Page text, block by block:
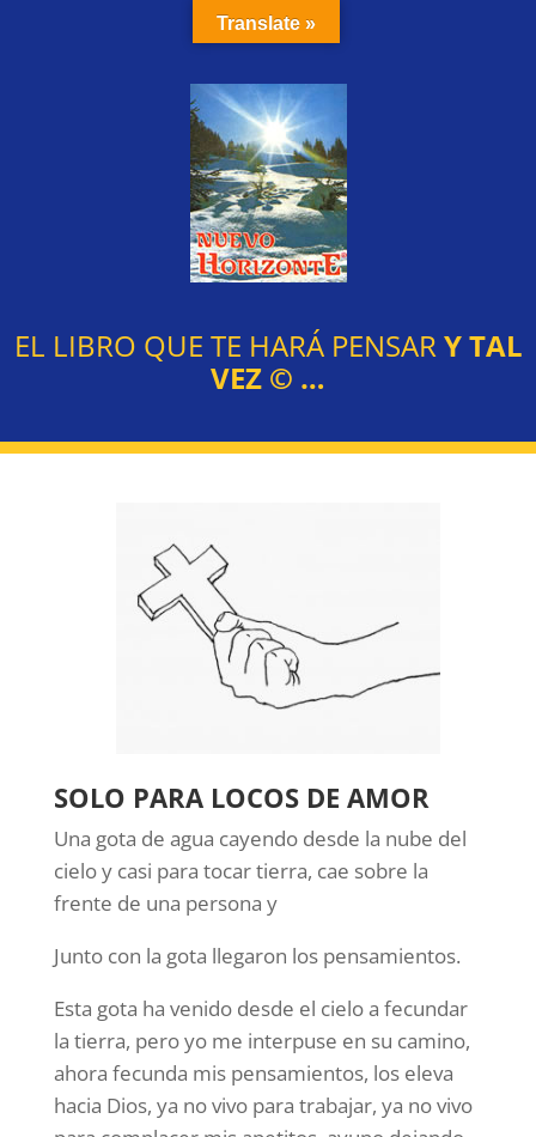
EL LIBRO QUE TE HARÁ PENSARY TAL
VEZ © …
SOLO PARA LOCOS DE AMOR
Una gota de agua cayendo desde la nube del
cielo y casi para tocar tierra, cae sobre la
frente de una persona y
Junto con la gota llegaron los pensamientos.
Esta gota ha venido desde el cielo a fecundar
la tierra, pero yo me interpuse en su camino,
ahora fecunda mis pensamientos, los eleva
hacia Dios, ya no vivo para trabajar, ya no vivo
Translate »